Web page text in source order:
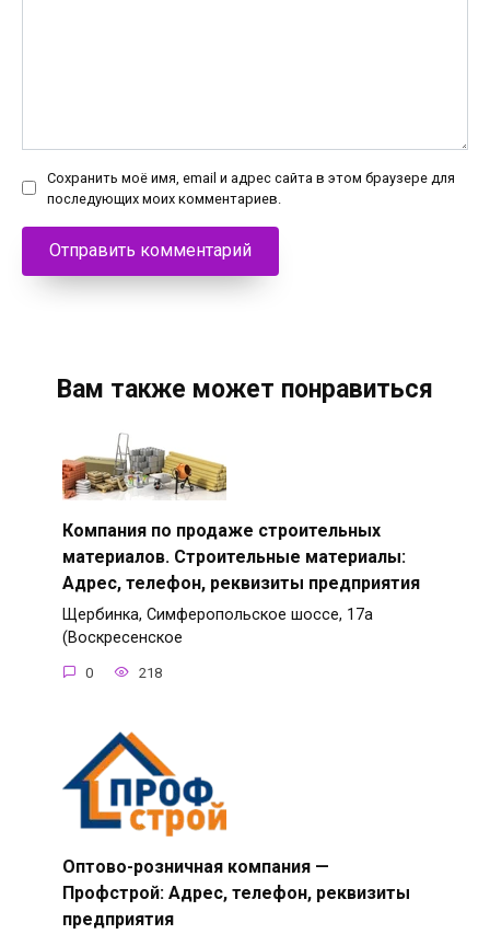
Сохранить моё имя, email и адрес сайта в этом браузере для
последующих моих комментариев.
Вам также может понравиться
Компания по продаже строительных
материалов. Строительные материалы:
Адрес, телефон, реквизиты предприятия
Щербинка, Симферопольское шоссе, 17а
(Воскресенское
0 218
Оптово-розничная компания —
Профстрой: Адрес, телефон, реквизиты
предприятия